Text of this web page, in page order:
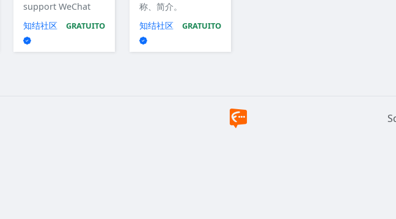
support WeChat
login, support
WeChat login for
website, mini
知结社区 GRATUITO
称、简介。
知结社区
GRATUITO